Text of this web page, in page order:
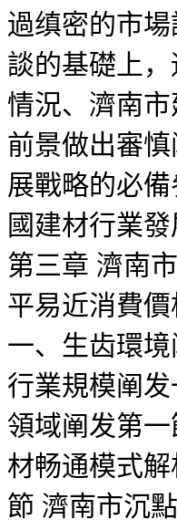
過缜密的市
談的基礎上
情況、濟南
前景做出審
展戰略的必
國建材行業
第三章 濟南
平易近消費
一、生齿環
行業規模阐
領域阐发第
材畅通模式
節 濟南市沉